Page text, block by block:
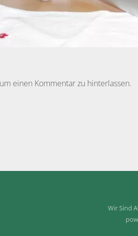
einen Kommentar zu hinterlassen.
Wir Sind